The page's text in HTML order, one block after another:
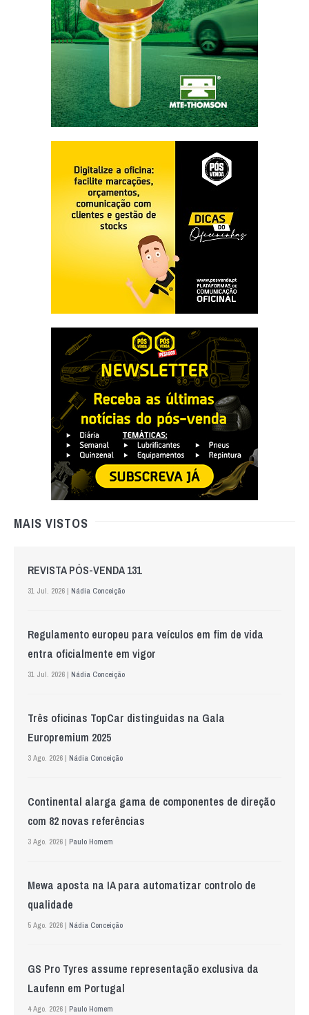
MAIS VISTOS
REVISTA PÓS-VENDA 131
31 Jul. 2026 | Nádia Conceição
Regulamento europeu para veículos em fim de vida
entra oficialmente em vigor
31 Jul. 2026 | Nádia Conceição
Três oficinas TopCar distinguidas na Gala
Europremium 2025
3 Ago. 2026 | Nádia Conceição
Continental alarga gama de componentes de direção
com 82 novas referências
3 Ago. 2026 | Paulo Homem
Mewa aposta na IA para automatizar controlo de
qualidade
5 Ago. 2026 | Nádia Conceição
GS Pro Tyres assume representação exclusiva da
Laufenn em Portugal
4 Ago. 2026 | Paulo Homem